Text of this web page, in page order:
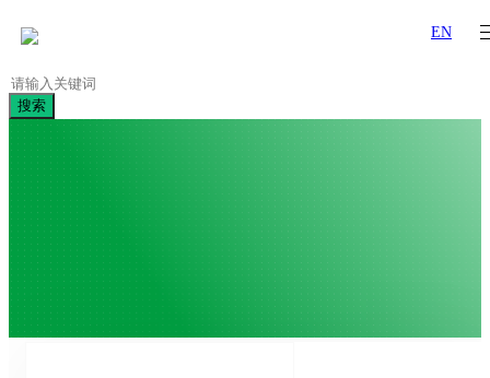
EN
搜索